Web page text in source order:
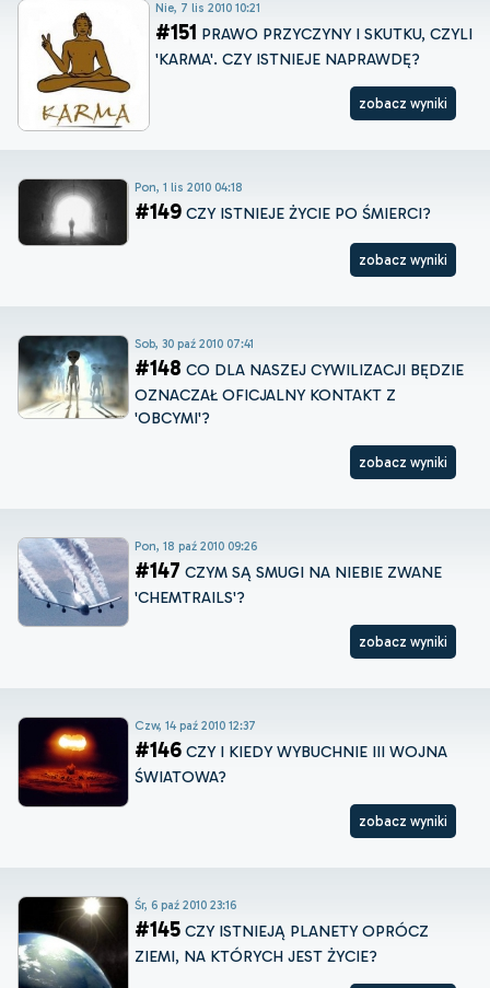
Nie, 7 lis 2010 10:21
#151 PRAWO PRZYCZYNY I SKUTKU, CZYLI
'KARMA'. CZY ISTNIEJE NAPRAWDĘ?
zobacz wyniki
Pon, 1 lis 2010 04:18
#149 CZY ISTNIEJE ŻYCIE PO ŚMIERCI?
zobacz wyniki
Sob, 30 paź 2010 07:41
#148 CO DLA NASZEJ CYWILIZACJI BĘDZIE
OZNACZAŁ OFICJALNY KONTAKT Z
'OBCYMI'?
zobacz wyniki
Pon, 18 paź 2010 09:26
#147 CZYM SĄ SMUGI NA NIEBIE ZWANE
'CHEMTRAILS'?
zobacz wyniki
Czw, 14 paź 2010 12:37
#146 CZY I KIEDY WYBUCHNIE III WOJNA
ŚWIATOWA?
zobacz wyniki
Śr, 6 paź 2010 23:16
#145 CZY ISTNIEJĄ PLANETY OPRÓCZ
ZIEMI, NA KTÓRYCH JEST ŻYCIE?